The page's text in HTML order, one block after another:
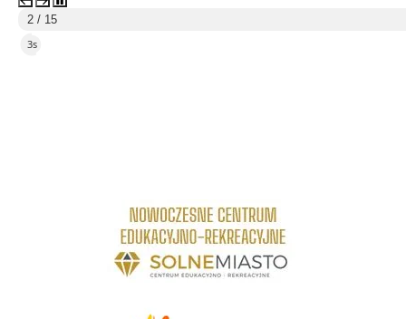
2 / 15
2s
link do strony Centrum Edukacyjno Rekreacyjne